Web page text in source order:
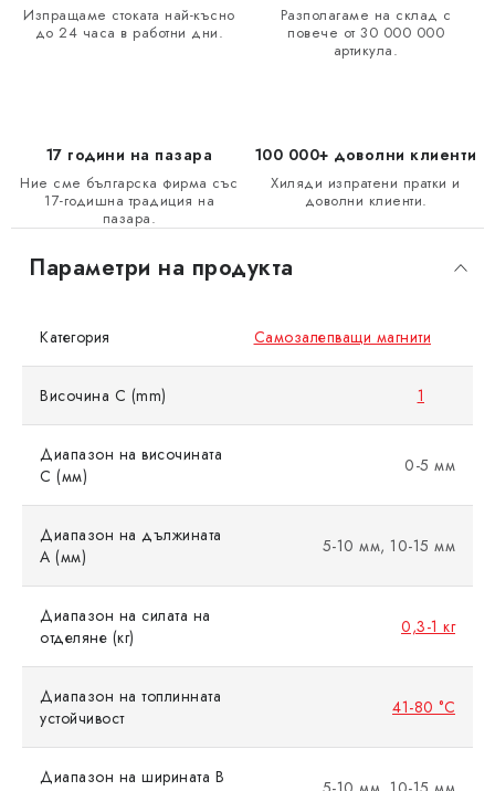
Изпращаме стоката най-късно
до 24 часа в работни дни.
Разполагаме на склад с
повече от 30 000 000
артикула.
17 години на пазара
Ние сме българска фирма със
17-годишна традиция на
пазара.
100 000+ доволни клиенти
Хиляди изпратени пратки и
доволни клиенти.
Параметри на продукта
Категория Самозалепващи магнити
Височина C (mm) 1
Диапазон на височината
C (мм)
0-5 мм
Диапазон на дължината
A (мм)
5-10 мм, 10-15 мм
Диапазон на силата на
отделяне (кг)
0,3-1 кг
Диапазон на топлинната
устойчивост
41-80 °C
Диапазон на ширината B